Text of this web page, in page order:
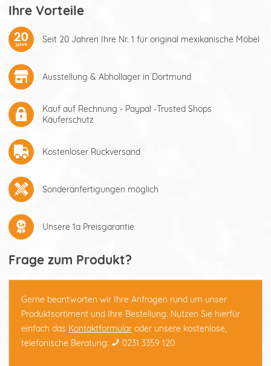
Ihre Vorteile
Seit 20 Jahren Ihre Nr. 1 für original mexikanische Möbel
Ausstellung & Abhollager in Dortmund
Kauf auf Rechnung - Paypal -Trusted Shops
Käuferschutz
Kostenloser Rückversand
Sonderanfertigungen möglich
Unsere 1a Preisgarantie
Frage zum Produkt?
Gerne beantworten wir Ihre Anfragen rund um unser
Produktsortiment und Ihre Bestellung. Nutzen Sie hierfür
einfach das Kontaktformular oder unsere kostenlose,
telefonische Beratung:
0231 3359 120